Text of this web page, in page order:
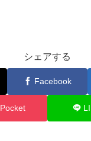
シェアする
Facebook
Pocket